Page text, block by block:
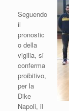
Seguendo
il
pronostic
o della
vigilia, si
conferma
proibitivo,
per la
Dike
Napoli, il